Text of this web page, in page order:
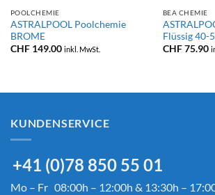
POOLCHEMIE
ASTRALPOOL Poolchemie
BROME
CHF149.00 inkl. MwSt.
BEA CHEMIE
Flüssig 40-
CHF75.90
KUNDENSERVICE
+41 (0)78 850 55 01
Mo – Fr 08:00h – 12:00h & 13:30h –